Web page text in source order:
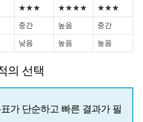
★★★ ★★★★ ★★★
중간 높음 중간
낮음 높음 높음
의 선택
가 단순하고 빠른 결과가 필